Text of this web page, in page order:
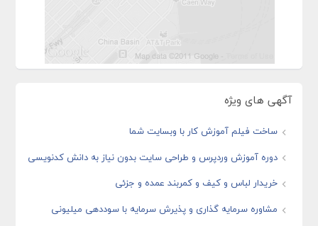
آگهی های ویژه
ساخت فیلم آموزش کار با وبسایت شما
دوره آموزش وردپرس و طراحی سایت بدون نیاز به دانش کدنویسی
خریدار لباس و کیف و کمربند عمده و جزئی
مشاوره سرمایه گذاری و پذیرش سرمایه با سوددهی میلیونی